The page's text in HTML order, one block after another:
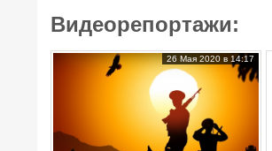
Видеорепортажи:
26 Мая 2020 в 14:17